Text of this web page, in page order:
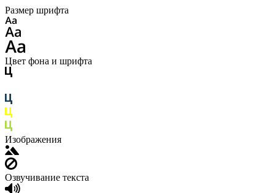
Размер шрифта
Цвет фона и шрифта
Изображения
Озвучивание текста